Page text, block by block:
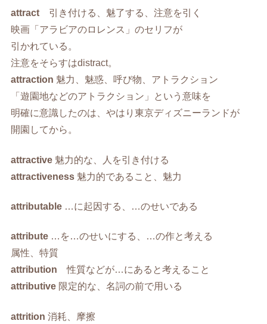
attract 引き付ける、魅了する、注意を引く
映画「アラビアのロレンス」のセリフが
引かれている。
注意をそらすはdistract。
attraction 魅力、魅惑、呼び物、アトラクション
「遊園地などのアトラクション」という意味を
明確に意識したのは、やはり東京ディズニーランドが
開園してから。
attractive 魅力的な、人を引き付ける
attractiveness 魅力的であること、魅力
attributable …に起因する、…のせいである
attribute …を…のせいにする、…の作と考える
属性、特質
attribution性質などが…にあると考えること
attributive 限定的な、名詞の前で用いる
attrition 消耗、摩擦